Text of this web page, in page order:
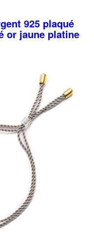
925 plaqué
or jaune platine